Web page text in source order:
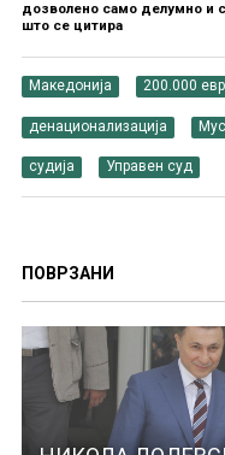
дозволено само делумно и
што се цитира
Македонија 200.000
денационализација
судија Управен суд
ПОВРЗАНИ